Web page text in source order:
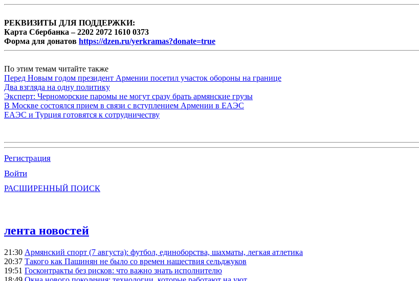
РЕКВИЗИТЫ ДЛЯ ПОДДЕРЖКИ:
Карта Сбербанка – 2202 2072 1610 0373
Форма для донатов https://dzen.ru/yerkramas?donate=true
По этим темам читайте также
Перед Новым годом президент Армении посетил участок обороны на границе
Два взгляда на одну политику
Эксперт: Черноморские паромы не могут сразу брать армянские грузы
В Москве состоялся прием в связи с вступлением Армении в ЕАЭС
ЕАЭС и Турция готовятся к сотрудничеству
Регистрация
Войти
РАСШИРЕННЫЙ ПОИСК
лента новостей
21:30 Армянский спорт (7 августа): футбол, единоборства, шахматы, легкая атлетика
20:37 Такого как Пашинян не было со времен нашествия сельджуков
19:51 Госконтракты без рисков: что важно знать исполнителю